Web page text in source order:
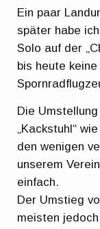
Ein paar
später habe
Solo auf der
bis heute
Die
„Kackstuhl“
den wenigen
unserem
einfach.
Der Umstieg
meisten